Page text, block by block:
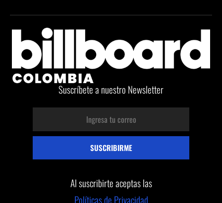
Suscríbete a nuestro Newsletter
Al suscribirte aceptas las
Políticas de Privacidad